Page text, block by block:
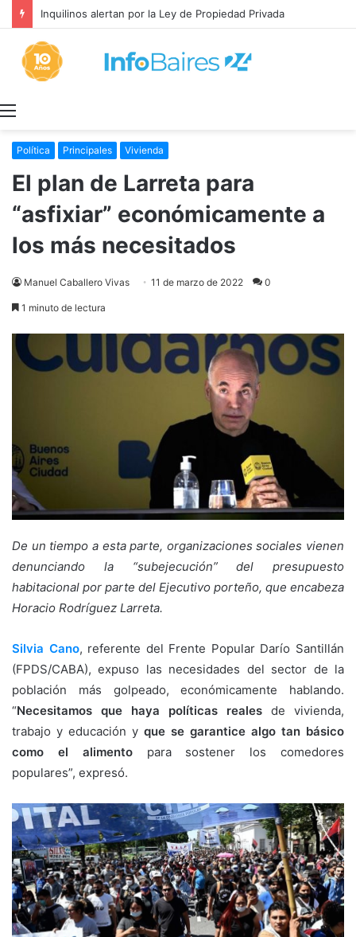
Inquilinos alertan por la Ley de Propiedad Privada
Política Principales Vivienda
El plan de Larreta para
“asfixiar” económicamente a
los más necesitados
Manuel Caballero Vivas 11 de marzo de 2022 0
1 minuto de lectura
De un tiempo a esta parte, organizaciones sociales vienen
denunciando la “subejecución” del presupuesto
habitacional por parte del Ejecutivo porteño, que encabeza
Horacio Rodríguez Larreta.
Silvia Cano, referente del Frente Popular Darío Santillán
(FPDS/CABA), expuso las necesidades del sector de la
población más golpeado, económicamente hablando.
“Necesitamos que haya políticas reales de vivienda,
trabajo y educación y que se garantice algo tan básico
como el alimentopara sostener los comedores
populares”, expresó.